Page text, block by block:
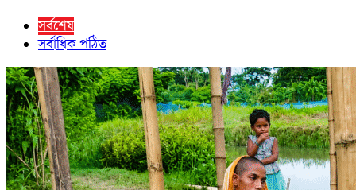
সর্বশেষ
সর্বাধিক পঠিত